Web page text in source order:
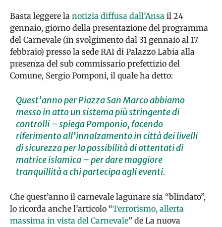
Basta leggere la notizia diffusa dall’Ansa il 24
gennaio, giorno della presentazione del programma
del Carnevale (in svolgimento dal 31 gennaio al 17
febbraio) presso la sede RAI di Palazzo Labia alla
presenza del sub commissario prefettizio del
Comune, Sergio Pomponi, il quale ha detto:
Quest’anno per Piazza San Marco abbiamo
messo in atto un sistema più stringente di
controlli – spiega Pomponio, facendo
riferimento all’innalzamento in città dei livelli
di sicurezza per la possibilità di attentati di
matrice islamica – per dare maggiore
tranquillità a chi partecipa agli eventi.
Che quest’anno il carnevale lagunare sia “blindato”,
lo ricorda anche l’articolo “Terrorismo, allerta
massima in vista del Carnevale” de La nuova